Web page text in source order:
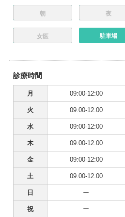
朝 夜
女医 駐車場
診療時間
月 09:00-12:00
火 09:00-12:00
水 09:00-12:00
木 09:00-12:00
金 09:00-12:00
土 09:00-12:00
日 ー
祝 ー